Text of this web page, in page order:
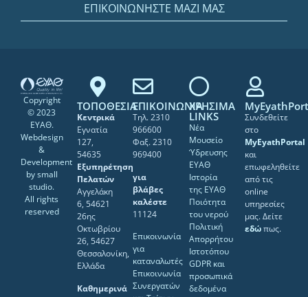
ΕΠΙΚΟΙΝΩΝΗΣΤΕ ΜΑΖΙ ΜΑΣ
Copyright
© 2023
ΕΥΑΘ.
Webdesign
&
Development
bysmall
studio.
All rights
reserved
ΤΟΠΟΘΕΣΙΑ
Κεντρικά
Εγνατία
127,
54635
Εξυπηρέτηση
Πελατών
Αγγελάκη
6, 54621
26ης
Οκτωβρίου
26, 54627
Θεσσαλονίκη,
Ελλάδα
Καθημερινά
ΕΠΙΚΟΙΝΩΝΙΑ
Τηλ. 2310
966600
Φαξ. 2310
969400
για
βλάβες
καλέστε
11124
Επικοινωνία
για
καταναλωτές
Επικοινωνία
Συνεργατών
ΧΡΗΣΙΜΑ
LINKS
Νέα
Μουσείο
Ύδρευσης
ΕΥΑΘ
Ιστορία
της ΕΥΑΘ
Ποιότητα
του νερού
Πολιτική
Απορρήτου
Ιστοτόπου
GDPR και
προσωπικά
δεδομένα
Συνδεθείτε
στο
MyEyathPortal
και
επωφεληθείτε
από τις
online
υπηρεσίες
μας. Δείτε
εδώπως.